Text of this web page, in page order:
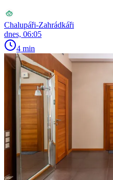
Chalupáři-Zahrádkáři
dnes, 06:05
4 min